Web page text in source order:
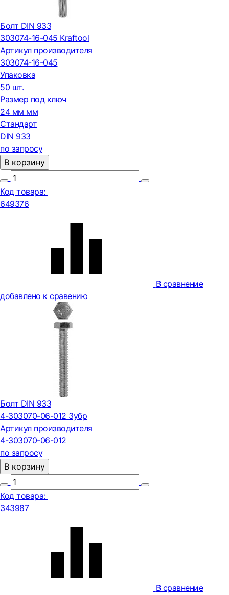
Болт DIN 933
303074-16-045 Kraftool
Артикул производителя
303074-16-045
Упаковка
50 шт.
Размер под ключ
24 мм мм
Стандарт
DIN 933
по запросу
В корзину
Код товара:
649376
В сравнение
добавлено к сравению
Болт DIN 933
4-303070-06-012 Зубр
Артикул производителя
4-303070-06-012
по запросу
В корзину
Код товара:
343987
В сравнение